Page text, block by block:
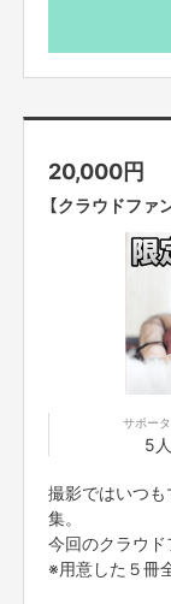
カット数：40
20,000円
【クラウドファ
サポー
5人
撮影ではいつ
集。
今回のクラウド
※用意した５冊